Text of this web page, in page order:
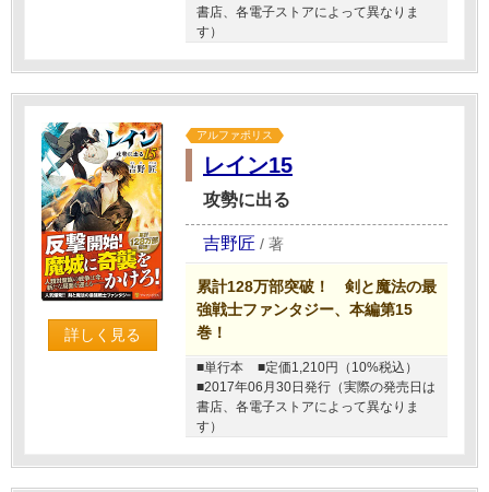
書店、各電子ストアによって異なりま
す）
詳しく見る
アルファポリス
レイン15
攻勢に出る
吉野匠 / 著
累計128万部突破！ 剣と魔法の最
強戦士ファンタジー、本編第15
巻！
■単行本
■定価1,210円（10%税込）
■2017年06月30日発行（実際の発売日は
書店、各電子ストアによって異なりま
す）